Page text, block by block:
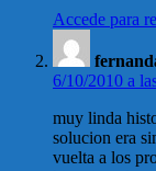
Accede para
6/10/2010 a
muy linda
solucion era
vuelta a los